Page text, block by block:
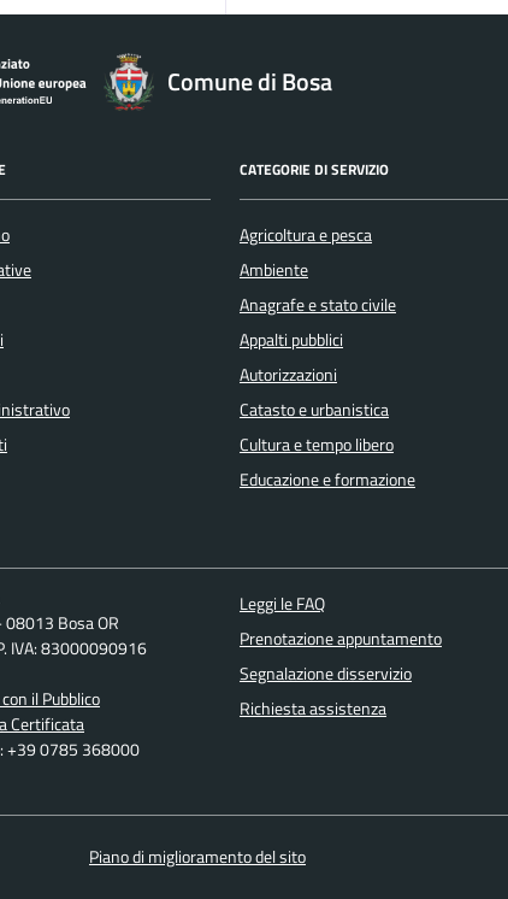
Comune di Bosa
CATEGORIE DI SERVIZIO
Agricoltura e pesca
Ambiente
Anagrafe e stato civile
Appalti pubblici
Autorizzazioni
Catasto e urbanistica
Cultura e tempo libero
Educazione e formazione
08013 Bosa OR
IVA: 83000090916
il Pubblico
Certificata
+39 0785 368000
Leggi le FAQ
Prenotazione appuntamento
Segnalazione disservizio
Richiesta assistenza
Piano di miglioramento del sito